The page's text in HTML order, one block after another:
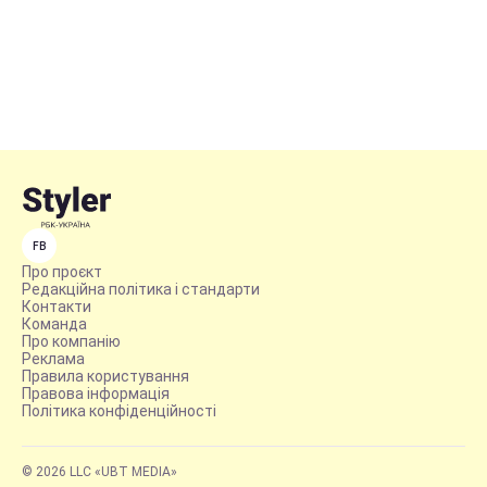
FB
Про проєкт
Редакційна політика і стандарти
Контакти
Команда
Про компанію
Реклама
Правила користування
Правова інформація
Політика конфіденційності
© 2026 LLC «UBT MEDIA»